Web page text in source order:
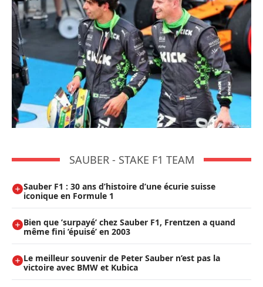
SAUBER - STAKE F1 TEAM
Sauber F1 : 30 ans d’histoire d’une écurie suisse
iconique en Formule 1
Bien que ’surpayé’ chez Sauber F1, Frentzen a quand
même fini ’épuisé’ en 2003
Le meilleur souvenir de Peter Sauber n’est pas la
victoire avec BMW et Kubica